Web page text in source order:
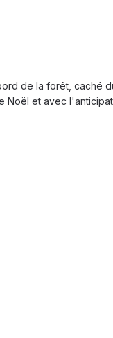
de la forêt,
et avec